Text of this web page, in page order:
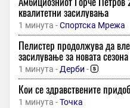
квалитетни засилувања
1 минута -Спортска Мрежа
Пелистер продолжува да
засилување за новата сезона
1 минута -Дерби -
Кои се здравствените
1 минута -Точка